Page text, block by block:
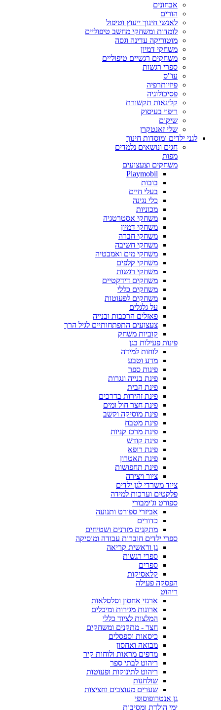
אבחונים
הורים
לאנשי חינוך ייעוץ וטיפול
לומדות ומשחקי מחשב טיפוליים
מוטוריקה עדינה וגסה
משחקי דמיון
משחקים רגשיים טיפוליים
ספרי רגשות
עו"ס
פיזיותרפיה
פסיכולוגיה
קלינאות תקשורת
ריפוי בעיסוק
שיקום
שלי זאנטקרן
לגני ילדים ומוסדות חינוך
חגים ונושאים נלמדים
מפות
משחקים וצעצועים
Playmobil
בובות
בעלי חיים
כלי נגינה
מכוניות
משחקי אסטרטגיה
משחקי דמיון
משחקי חברה
משחקי חשיבה
משחקי מים ואמבטיה
משחקי קלפים
משחקי רגשות
משחקים דידקטיים
משחקים כללי
משחקים לפעוטות
על גלגלים
פאזלים הרכבות ובנייה
צעצועים התפתחותיים לגיל הרך
קוביות משחק
פינות פעילות בגן
לוחות למידה
מדע וטבע
פינות ספר
פינת בנייה ונגרות
פינת הבית
פינת זהירות בדרכים
פינת חצר חול ומים
פינת מוסיקה וקשב
פינת מטבח
פינת מרכז קניות
פינת קודש
פינת רופא
פינת תאטרון
פינת תחפושות
ציור ויצירה
ציוד משרדי לגן ילדים
פלקטים וערכות למידה
ספורט וג'ימבורי
אביזרי ספורט ותנועה
כדורים
מתקנים מזרנים ושטיחים
ספרי ילדים חוברות עבודה ומוסיקה
גן וראשית קריאה
ספרי רגשות
ספרים
קלאסיקות
הפסקה פעילה
ריהוט
ארגזי אחסון וסלסלאות
ארונות מגירות ומיכלים
המלצות לציוד כללי
חצר - מתקנים ומשחקים
כיסאות וספסלים
מבואה ואחסון
מדפים מראות ולוחות קיר
ריהוט לבתי ספר
ריהוט לתינוקות ופעוטות
שולחנות
שערים מעוצבים וחציצות
גן אנטרופוסופי
ימי הולדת ומסיבות